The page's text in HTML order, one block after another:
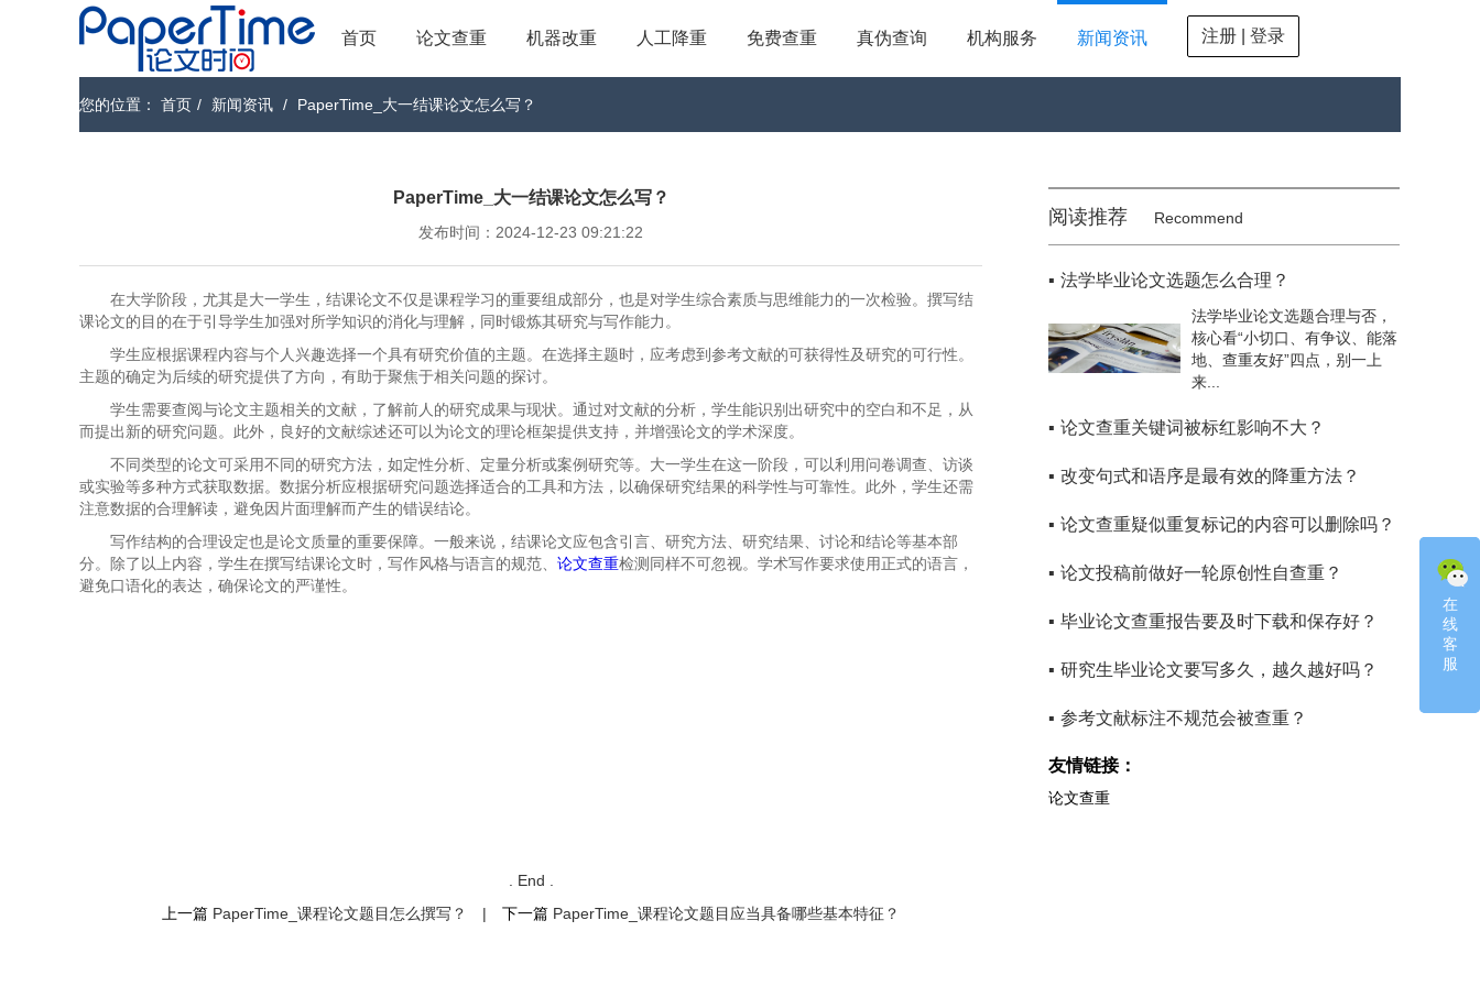
首页 论文查重 机器改重 人工降重 免费查重 真伪查询 机构服务 新闻资讯 注册 | 登录
在
线
客
服
您的位置： 首页 / 新闻资讯 / PaperTime_大一结课论文怎么写？
PaperTime_大一结课论文怎么写？
发布时间：2024-12-23 09:21:22
在大学阶段，尤其是大一学生，结课论文不仅是课程学习的重要组成部分，也是对学生综合素质与思维能力的一次检验。撰写结
课论文的目的在于引导学生加强对所学知识的消化与理解，同时锻炼其研究与写作能力。
学生应根据课程内容与个人兴趣选择一个具有研究价值的主题。在选择主题时，应考虑到参考文献的可获得性及研究的可行性。
主题的确定为后续的研究提供了方向，有助于聚焦于相关问题的探讨。
学生需要查阅与论文主题相关的文献，了解前人的研究成果与现状。通过对文献的分析，学生能识别出研究中的空白和不足，从
而提出新的研究问题。此外，良好的文献综述还可以为论文的理论框架提供支持，并增强论文的学术深度。
不同类型的论文可采用不同的研究方法，如定性分析、定量分析或案例研究等。大一学生在这一阶段，可以利用问卷调查、访谈
或实验等多种方式获取数据。数据分析应根据研究问题选择适合的工具和方法，以确保研究结果的科学性与可靠性。此外，学生还需
注意数据的合理解读，避免因片面理解而产生的错误结论。
写作结构的合理设定也是论文质量的重要保障。一般来说，结课论文应包含引言、研究方法、研究结果、讨论和结论等基本部
分。除了以上内容，学生在撰写结课论文时，写作风格与语言的规范、 论文查重检测同样不可忽视。学术写作要求使用正式的语言，
避免口语化的表达，确保论文的严谨性。
. End .
上一篇 PaperTime_课程论文题目怎么撰写？ | 下一篇 PaperTime_课程论文题目应当具备哪些基本特征？
阅读推荐 Recommend
▪ 法学毕业论文选题怎么合理？
法学毕业论文选题合理与否，
核心看“小切口、有争议、能落
地、查重友好”四点，别一上
来...
▪ 论文查重关键词被标红影响不大？
▪ 改变句式和语序是最有效的降重方法？
▪ 论文查重疑似重复标记的内容可以删除吗？
▪ 论文投稿前做好一轮原创性自查重？
▪ 毕业论文查重报告要及时下载和保存好？
▪ 研究生毕业论文要写多久，越久越好吗？
▪ 参考文献标注不规范会被查重？
友情链接：
论文查重
在
线
客
服